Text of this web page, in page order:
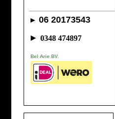
► 06 20173543
► 0348 474897
Bel Arie BV.